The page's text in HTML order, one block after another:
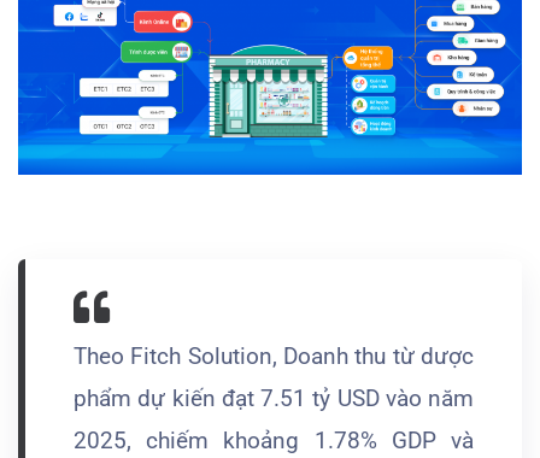
Theo Fitch Solution, Doanh thu từ dược
phẩm dự kiến đạt 7.51 tỷ USD vào năm
2025, chiếm khoảng 1.78% GDP và